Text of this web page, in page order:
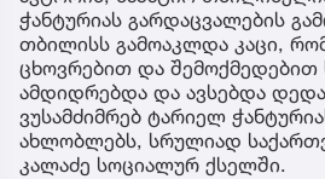
ჭანტურიას გარდაცვალების
თბილისს გამოაკლდა კაცი,
ცხოვრებით და შემოქმედებით
ამდიდრებდა და ავსებდა
ვუსამძიმრებ ტარიელ
ახლობლებს, სრულიად
კალაძე სოციალურ ქსელში.